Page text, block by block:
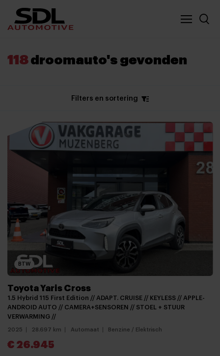
Nieuwe locatie SDL
Vergelijker
118droomauto's gevonden
Filters en sortering
BTW
Toyota Yaris Cross
1.5 Hybrid 115 First Edition // ADAPT. CRUISE // KEYLESS // APPLE-
ANDROID AUTO // CAMERA+SENSOREN // STOEL + STUUR
VERWARMING //
2025 28.697 km Automaat Benzine / Elektrisch
€ 26.945